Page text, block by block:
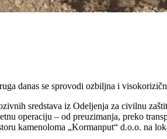
danas se sprovodi ozbiljna i
sredstava iz Odeljenja za civilnu
operaciju – od preuzimanja, preko
kamenoloma „Kormanput“ d.o.o. na